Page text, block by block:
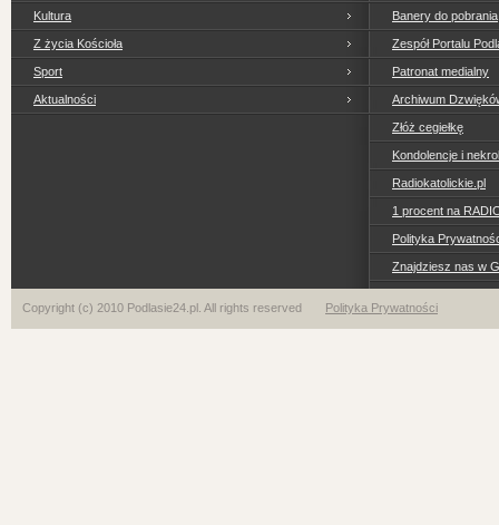
Kultura
Z życia Kościoła
Sport
Aktualności
Banery do pobrania
Zespół Portalu
Patronat medialny
Archiwum
Złóż cegiełkę
Kondolencje i
Radiokatolickie.pl
1 procent na
Polityka
Znajdziesz nas w
Copyright (c) 2010 Podlasie24.pl. All rights reserved Polityka Prywatności